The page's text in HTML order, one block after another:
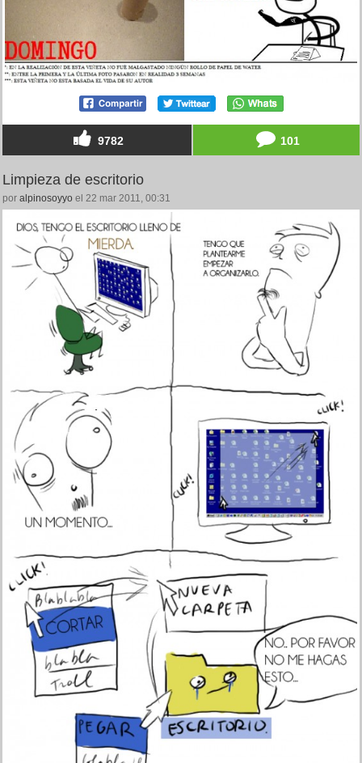
9782 101
Limpieza de escritorio
por alpinosoyyo el 22 mar 2011, 00:31